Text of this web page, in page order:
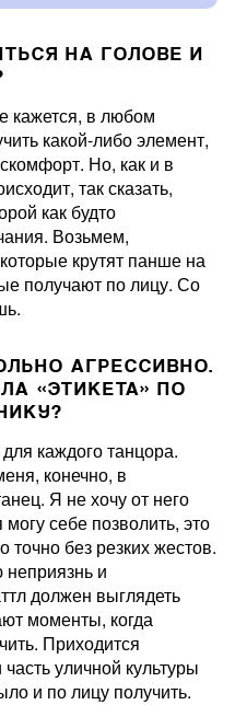
НА ГОЛОВЕ И
кажется, в любом
какой-либо элемент,
Но, как и в
так сказать,
как будто
Возьмем,
крутят панше на
получают по лицу. Со
АГРЕССИВНО.
«ЭТИКЕТА» ПО
каждого танцора.
конечно, в
Я не хочу от него
себе позволить, это
точно без резких жестов.
и
должен выглядеть
моменты, когда
Приходится
уличной культуры
и по лицу получить.